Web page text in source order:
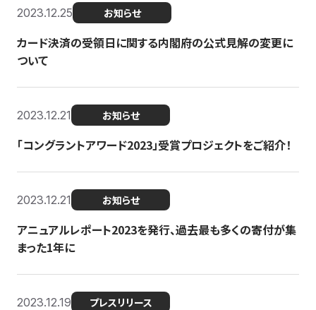
2023.12.25 お知らせ
カード決済の受領日に関する内閣府の公式見解の変更に
ついて
2023.12.21 お知らせ
「コングラントアワード2023」受賞プロジェクトをご紹介！
2023.12.21 お知らせ
アニュアルレポート2023を発行、過去最も多くの寄付が集
まった1年に
2023.12.19 プレスリリース